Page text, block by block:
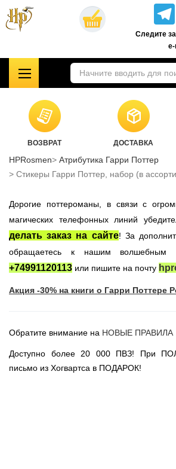
Перейти
Следите
Комплекты книг о Гарри Поттере
Акционные товары к комплекту 7
Гарри Поттер на английском
Настольные игры
Атрибутика Гарри Поттер
Одежда Гарри Поттер
Сладости Jelly Belly
НОВИНКИ САЙТА
Вселенная DC
ВОЗВРАТ ДОСТАВКА
HPRosmen
Атрибутика Гарри Поттер
Стикеры Гарри Поттер, набор (в
Дорогие поттероманы, в связи с
магических телефонных линий
делать заказ на сайте! За
обращаетесь к нашим волшебным
+74991120113 или пишите на почту
Акция -30% на книги о Гарри Поттере
Обратите внимание на НОВЫЕ
Доступно более 20 000 ПВЗ! При
письмо из Хогвартса в ПОДАРОК!